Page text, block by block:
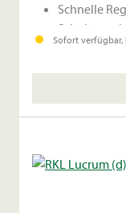
Schnelle
Schnitt
Sofort verfügbar,